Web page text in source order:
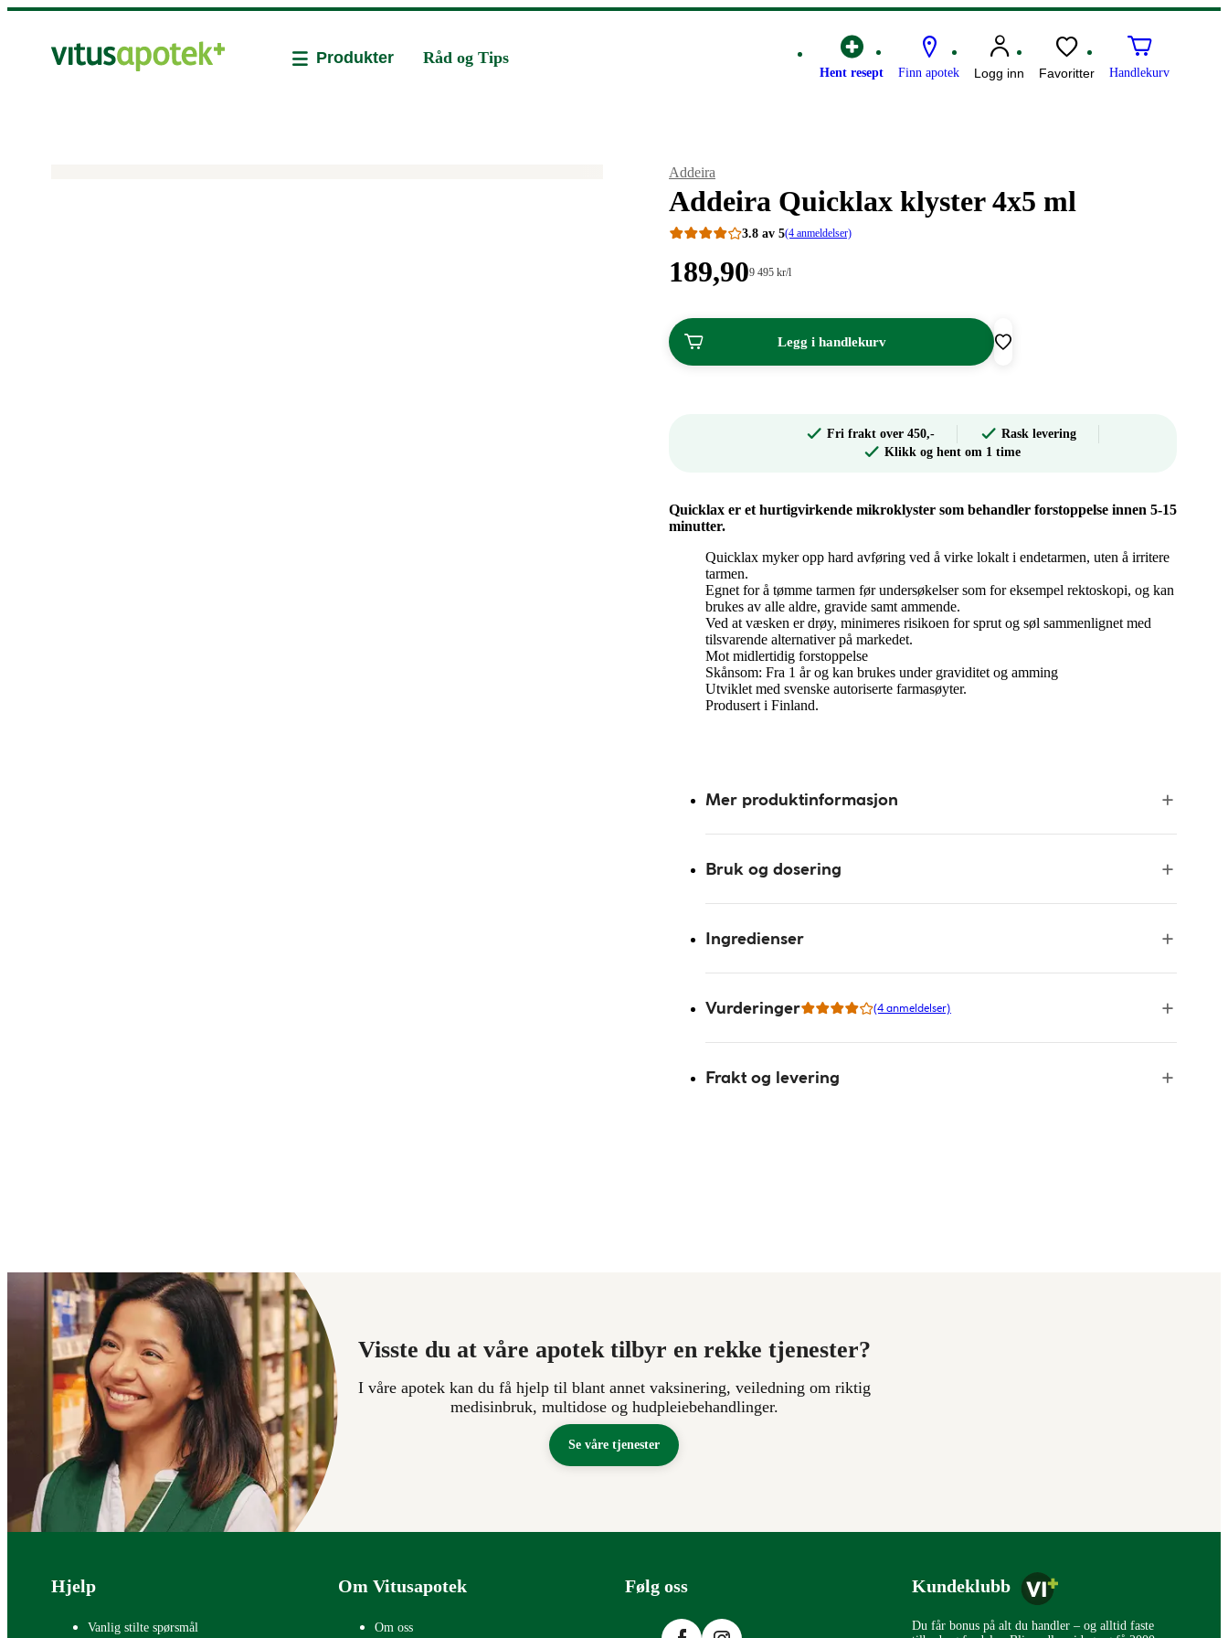
Hent resept Finn apotek Logg inn Favoritter Handlekurv
Produkter Råd og Tips
Merke:
Addeira
Addeira Quicklax klyster 4x5 ml
3.8 av 5(4 anmeldelser)
Pris:
kroner.
189,90Stykkpris:
kroner.
9 495 kr/l
Legg i handlekurv
Fri frakt over 450,-
Rask levering
Klikk og hent om 1 time
Quicklax er et hurtigvirkende mikroklyster som behandler forstoppelse innen 5-15
minutter.
Quicklax myker opp hard avføring ved å virke lokalt i endetarmen, uten å irritere
tarmen.
Egnet for å tømme tarmen før undersøkelser som for eksempel rektoskopi, og kan
brukes av alle aldre, gravide samt ammende.
Ved at væsken er drøy, minimeres risikoen for sprut og søl sammenlignet med
tilsvarende alternativer på markedet.
Mot midlertidig forstoppelse
Skånsom: Fra 1 år og kan brukes under graviditet og amming
Utviklet med svenske autoriserte farmasøyter.
Produsert i Finland.
Mer produktinformasjon
Bruk og dosering
Ingredienser
Vurderinger (4 anmeldelser)
Frakt og levering
Visste du at våre apotek tilbyr en rekke tjenester?
I våre apotek kan du få hjelp til blant annet vaksinering, veiledning om riktig
medisinbruk, multidose og hudpleiebehandlinger.
Se våre tjenester
Bunntekst
Hjelp
Vanlig stilte spørsmål
Om Vitusapotek
Om oss
Følg oss
FacebookInstagram
Kundeklubb
Du får bonus på alt du handler – og alltid faste